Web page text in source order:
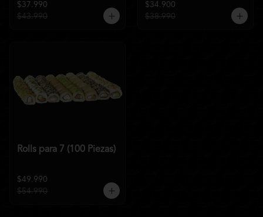
$37.990
$43.990
$34.900
$38.990
Rolls para 7 (100 Piezas)
$49.990
$54.990